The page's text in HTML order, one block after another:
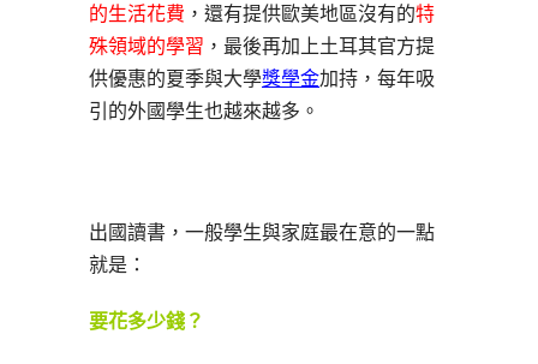
的生活花費 ，還有提供歐美地區沒有的特
殊領域的學習 ，最後再加上土耳其官方提
供優惠的夏季與大學獎學金加持，每年吸
引的外國學生也越來越多。
出國讀書，一般學生與家庭最在意的一點
就是：
要花多少錢？